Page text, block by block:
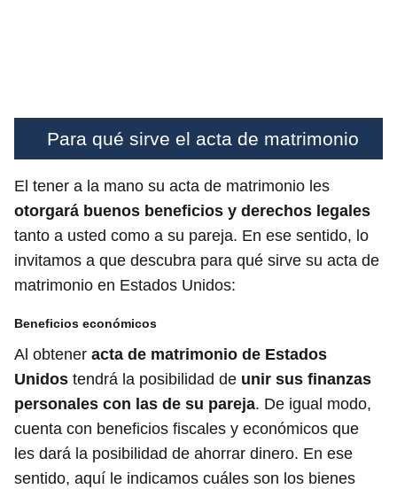
Para qué sirve el acta de matrimonio
El tener a la mano su acta de matrimonio les
otorgará buenos beneficios y derechos legales
tanto a usted como a su pareja. En ese sentido, lo
invitamos a que descubra para qué sirve su acta de
matrimonio en Estados Unidos:
Beneficios económicos
Al obtener acta de matrimonio de Estados
Unidos tendrá la posibilidad de unir sus finanzas
personales con las de su pareja. De igual modo,
cuenta con beneficios fiscales y económicos que
les dará la posibilidad de ahorrar dinero. En ese
sentido, aquí le indicamos cuáles son los bienes